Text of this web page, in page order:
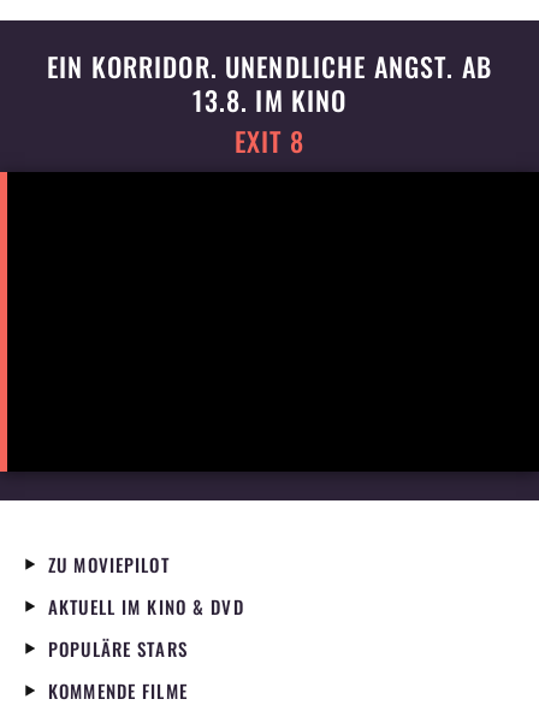
EIN KORRIDOR. UNENDLICHE ANGST. AB
13.8. IM KINO
EXIT 8
ZU MOVIEPILOT
AKTUELL IM KINO & DVD
POPULÄRE STARS
KOMMENDE FILME